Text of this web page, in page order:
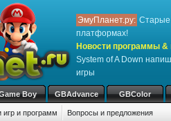
ЭмуПланет.ру: Старые
платформах!
Новости программы &
System of A Down
игры
Boy GBAdvance GBColor
игр и программ Вопросы и предложения